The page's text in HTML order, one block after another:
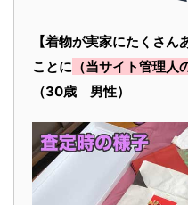
【着物が実家にたくさ
ことに （当サイト管理人
（30歳 男性）